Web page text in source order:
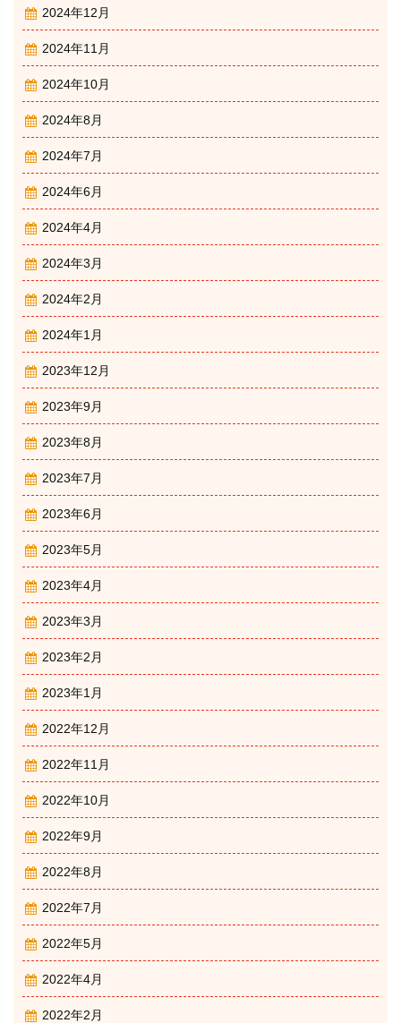
2024年12月
2024年11月
2024年10月
2024年8月
2024年7月
2024年6月
2024年4月
2024年3月
2024年2月
2024年1月
2023年12月
2023年9月
2023年8月
2023年7月
2023年6月
2023年5月
2023年4月
2023年3月
2023年2月
2023年1月
2022年12月
2022年11月
2022年10月
2022年9月
2022年8月
2022年7月
2022年5月
2022年4月
2022年2月